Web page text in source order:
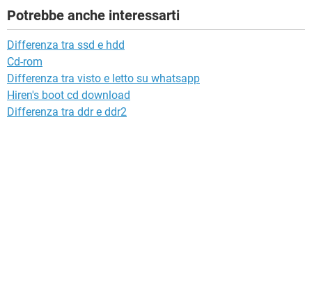
Potrebbe anche interessarti
Differenza tra ssd e hdd
Cd-rom
Differenza tra visto e letto su whatsapp
Hiren's boot cd download
Differenza tra ddr e ddr2